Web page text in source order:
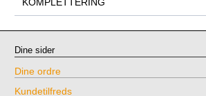
Dine sider
Dine ordre
Kundetilfreds